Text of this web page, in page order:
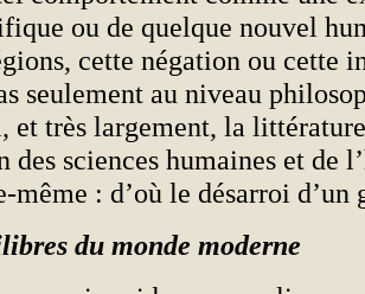
ou de quelque nouvel
cette négation ou cette
seulement au niveau
et très largement, la
des sciences humaines et de
: d’où le désarroi d’un
du monde moderne